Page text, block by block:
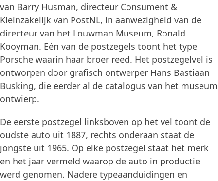
van Barry Husman, directeur Consument &
Kleinzakelijk van PostNL, in aanwezigheid van de
directeur van het Louwman Museum, Ronald
Kooyman. Eén van de postzegels toont het type
Porsche waarin haar broer reed. Het postzegelvel is
ontworpen door grafisch ontwerper Hans Bastiaan
Busking, die eerder al de catalogus van het museum
ontwierp.
De eerste postzegel linksboven op het vel toont de
oudste auto uit 1887, rechts onderaan staat de
jongste uit 1965. Op elke postzegel staat het merk
en het jaar vermeld waarop de auto in productie
werd genomen. Nadere typeaanduidingen en